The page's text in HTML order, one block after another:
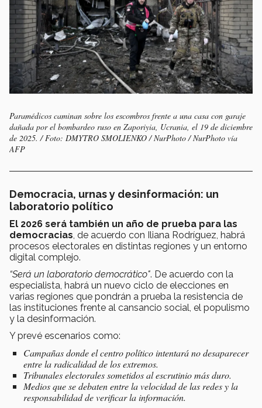
Paramédicos caminan sobre los escombros frente a una casa con garaje
dañada por el bombardeo ruso en Zaporiyia, Ucrania, el 19 de diciembre
de 2025. / Foto: DMYTRO SMOLIENKO / NurPhoto / NurPhoto vía
AFP
Democracia, urnas y desinformación: un
laboratorio político
El 2026 será también un año de prueba para las
democracias, de acuerdo con Iliana Rodríguez, habrá
procesos electorales en distintas regiones y un entorno
digital complejo.
“Será un laboratorio democrático". De acuerdo con la
especialista, habrá un nuevo ciclo de elecciones en
varias regiones que pondrán a prueba la resistencia de
las instituciones frente al cansancio social, el populismo
y la desinformación.
Y prevé escenarios como:
Campañas donde el centro político intentará no desaparecer
entre la radicalidad de los extremos.
Tribunales electorales sometidos al escrutinio más duro.
Medios que se debaten entre la velocidad de las redes y la
responsabilidad de verificar la información.